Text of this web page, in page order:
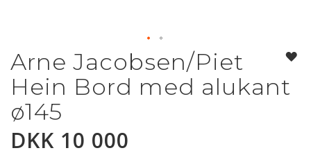
Gå
til
begynnelsen
av
bildegalleri
Arne Jacobsen/Piet
Hein Bord med alukant
ø145
DKK 10 000